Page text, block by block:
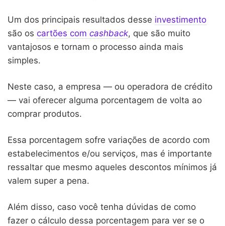
Um dos principais resultados desse investimento
são os cartões com cashback, que são muito
vantajosos e tornam o processo ainda mais
simples.
Neste caso, a empresa — ou operadora de crédito
— vai oferecer alguma porcentagem de volta ao
comprar produtos.
Essa porcentagem sofre variações de acordo com
estabelecimentos e/ou serviços, mas é importante
ressaltar que mesmo aqueles descontos mínimos já
valem super a pena.
Além disso, caso você tenha dúvidas de como
fazer o cálculo dessa porcentagem para ver se o